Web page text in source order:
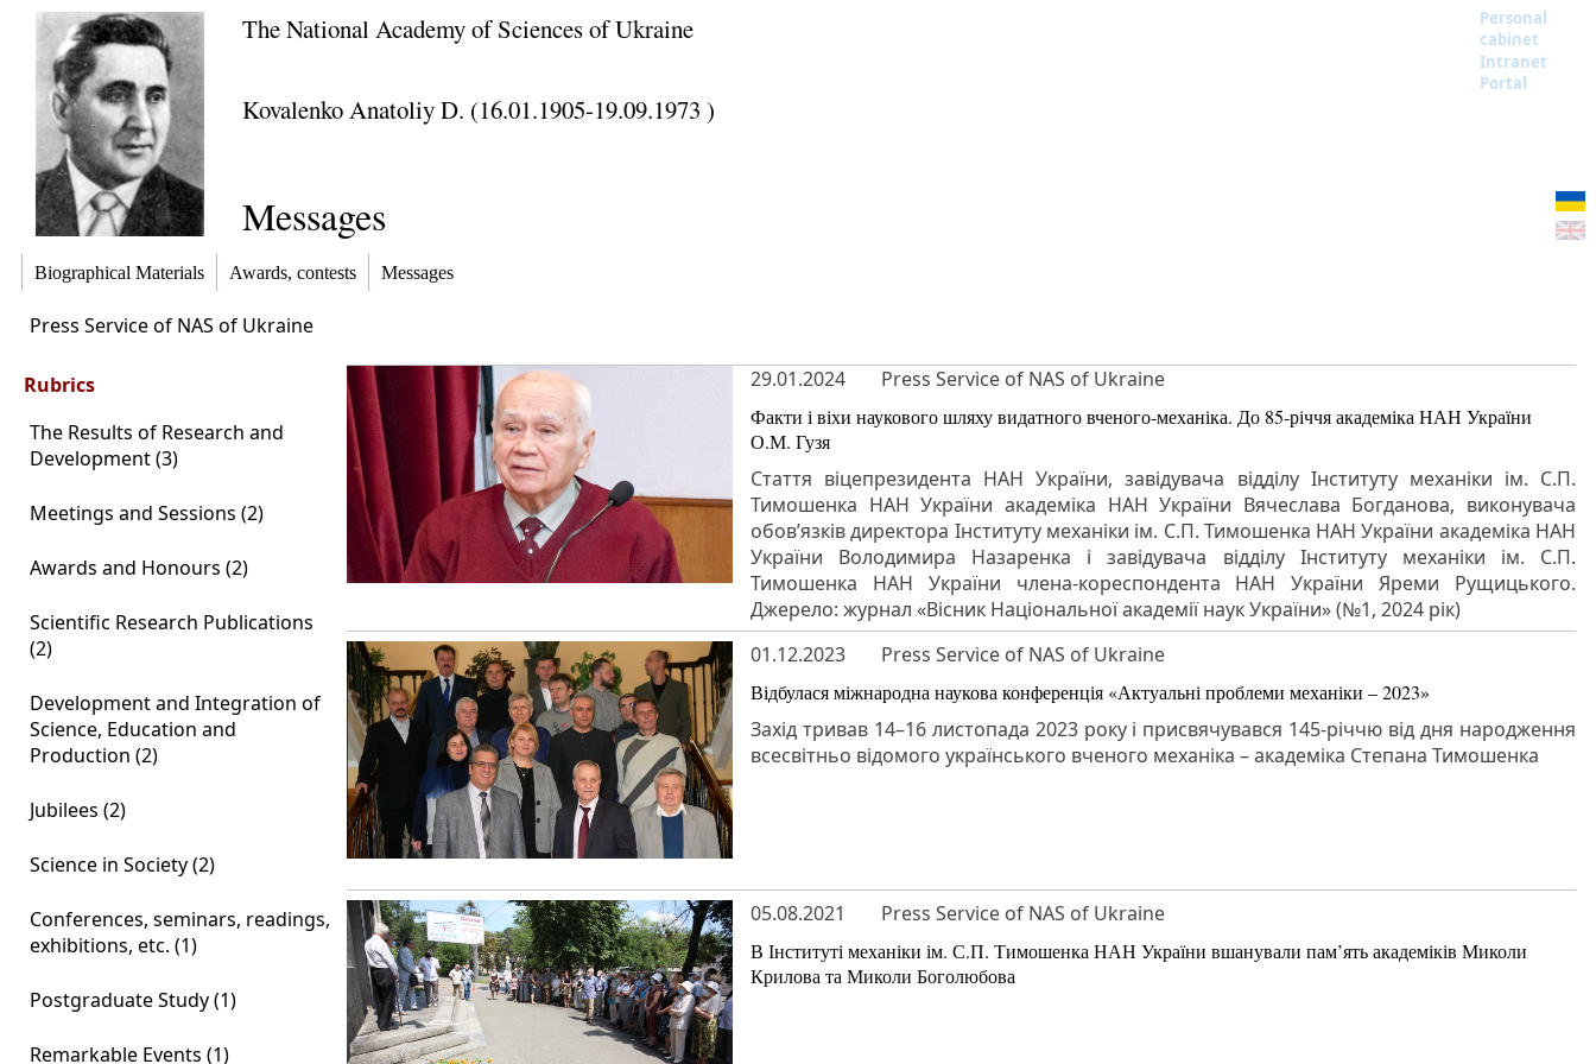
The National Academy of Sciences of Ukraine
Personal
cabinet
Intranet
Portal
Kovalenko Anatoliy D. (16.01.1905-19.09.1973 )
Messages
Biographical Materials Awards, contests Messages
Press Service of NAS of Ukraine
Rubrics
The Results of Research and
Development (3)
Meetings and Sessions (2)
Awards and Honours (2)
Scientific Research Publications
(2)
Development and Integration of
Science, Education and
Production (2)
Jubilees (2)
Science in Society (2)
Conferences, seminars, readings,
exhibitions, etc. (1)
Postgraduate Study (1)
Remarkable Events (1)
29.01.2024 Press Service of NAS of Ukraine
Факти і віхи наукового шляху видатного вченого-механіка. До 85-річчя академіка НАН України
О.М. Гузя
Стаття віцепрезидента НАН України, завідувача відділу Інституту механіки ім. С.П.
Тимошенка НАН України академіка НАН України Вячеслава Богданова, виконувача
обов’язків директора Інституту механіки ім. С.П. Тимошенка НАН України академіка НАН
України Володимира Назаренка і завідувача відділу Інституту механіки ім. С.П.
Тимошенка НАН України члена-кореспондента НАН України Яреми Рущицького.
Джерело: журнал «Вісник Національної академії наук України» (№1, 2024 рік)
01.12.2023
Press Service of NAS of Ukraine
Відбулася міжнародна наукова конференція «Актуальні проблеми механіки – 2023»
Захід тривав 14–16 листопада 2023 року і присвячувався 145-річчю від дня народження
всесвітньо відомого українського вченого механіка – академіка Степана Тимошенка
05.08.2021 Press Service of NAS of Ukraine
В Інституті механіки ім. С.П. Тимошенка НАН України вшанували пам’ять академіків Миколи
Крилова та Миколи Боголюбова